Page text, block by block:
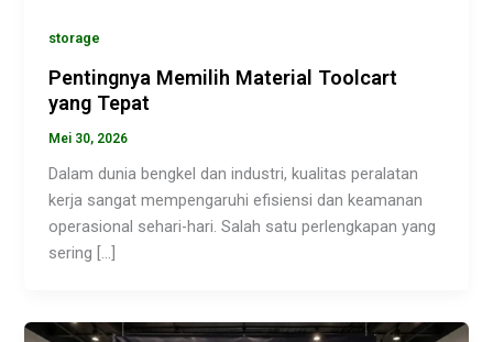
storage
Pentingnya Memilih Material Toolcart
yang Tepat
Mei 30, 2026
Dalam dunia bengkel dan industri, kualitas peralatan
kerja sangat mempengaruhi efisiensi dan keamanan
operasional sehari-hari. Salah satu perlengkapan yang
sering […]